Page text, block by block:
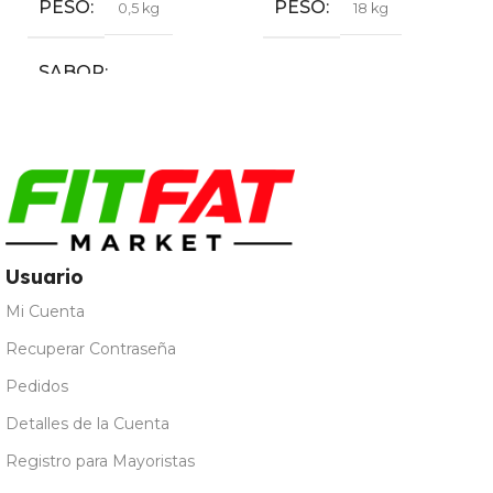
PESO 20 kg SABOR
Usuario
Mi Cuenta
Recuperar Contraseña
Pedidos
Detalles de la Cuenta
Registro para Mayoristas